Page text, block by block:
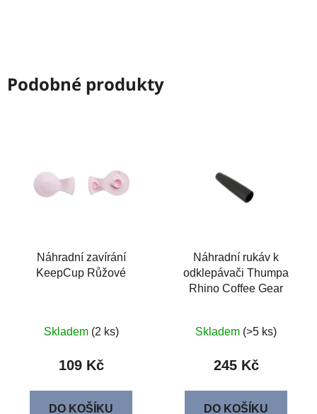
Podobné produkty
Náhradní zavírání
KeepCup Růžové
Skladem (2 ks)
109 Kč
DO KOŠÍKU
Náhradní rukáv k
odklepávači Thumpa
Rhino Coffee Gear
Skladem (>5 ks)
245 Kč
DO KOŠÍKU